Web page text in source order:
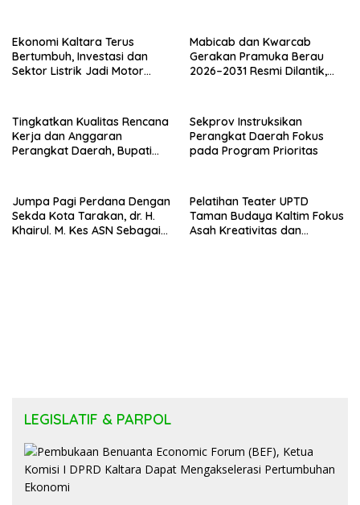
Ekonomi Kaltara Terus
Bertumbuh, Investasi dan
Sektor Listrik Jadi Motor
Mabicab dan Kwarcab
Gerakan Pramuka Berau
2026–2031 Resmi Dilantik,
Tingkatkan Kualitas Rencana
Kerja dan Anggaran
Perangkat Daerah, Bupati
Sekprov Instruksikan
Perangkat Daerah Fokus
pada Program Prioritas
Jumpa Pagi Perdana Dengan
Sekda Kota Tarakan, dr. H.
Khairul. M. Kes ASN Sebagai
Pelatihan Teater UPTD
Taman Budaya Kaltim Fokus
Asah Kreativitas dan
LEGISLATIF & PARPOL